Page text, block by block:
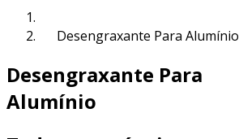
Desengraxante Para Alumínio
Desengraxante Para
Alumínio